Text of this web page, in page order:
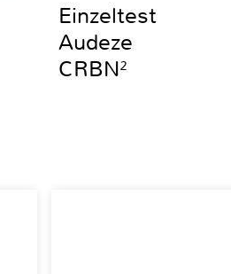
Einzeltest
Audeze
CRBN²